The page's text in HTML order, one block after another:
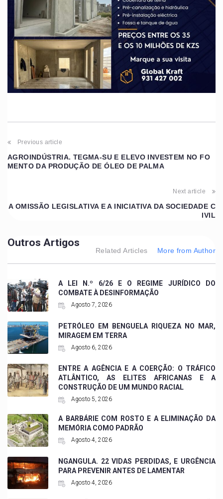
Previous article
AGROINDÚSTRIA. TEGMA-SU E ELEVO INVESTEM NO FO
MENTO DA PRODUÇÃO DE ÓLEO DE PALMA
Next article
A OMISSÃO LEGISLATIVA E A INICIATIVA DA SOCIEDADE C
IVIL
Outros Artigos
Related Articles More from Author
A LEI N.º 6/26 E O REGIME JURÍDICO DO
COMBATE À DESINFORMAÇÃO
Agosto 7, 2026
PETRÓLEO EM BENGUELA RIQUEZA NO MAR,
MIRAGEM EM TERRA
Agosto 6, 2026
ENTRE A AGÊNCIA E A COERÇÃO: O TRÁFICO
ATLÂNTICO, AS ELITES AFRICANAS E A
CONSTRUÇÃO DE UM MUNDO RACIAL
Agosto 5, 2026
A BARBÁRIE COM ROSTO E A ELIMINAÇÃO DA
MEMÓRIA COMO PADRÃO
Agosto 4, 2026
NGANGULA. 22 VIDAS PERDIDAS, E URGÊNCIA
PARA PREVENIR ANTES DE LAMENTAR
Agosto 4, 2026